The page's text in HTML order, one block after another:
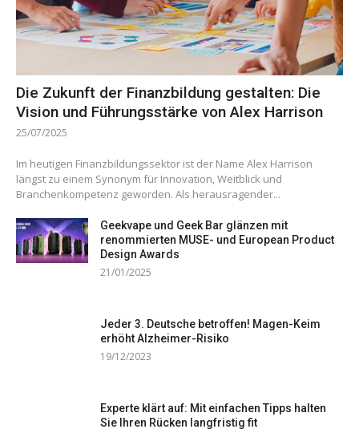
Die Zukunft der Finanzbildung gestalten: Die
Vision und Führungsstärke von Alex Harrison
25/07/2025
Im heutigen Finanzbildungssektor ist der Name Alex Harrison
längst zu einem Synonym für Innovation, Weitblick und
Branchenkompetenz geworden. Als herausragender...
Geekvape und Geek Bar glänzen mit
renommierten MUSE- und European Product
Design Awards
21/01/2025
Jeder 3. Deutsche betroffen! Magen-Keim
erhöht Alzheimer-Risiko
19/12/2023
Experte klärt auf: Mit einfachen Tipps halten
Sie Ihren Rücken langfristig fit